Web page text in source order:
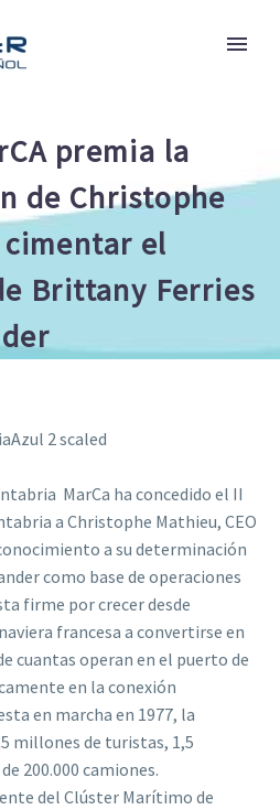
premia la
de Christophe
el
Brittany Ferries
 MarCa ha concedido el II
a Christophe Mathieu, CEO
a su determinación
como base de operaciones
firme por crecer desde
francesa a convertirse en
cuantas operan en el puerto de
en la conexión
en marcha en 1977, la
millones de turistas, 1,5
200.000 camiones.
del Clúster Marítimo de